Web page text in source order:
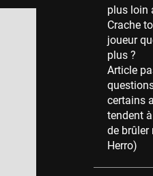
36
34
32
31
plus loin
Crache
joueur
plus ?
Article
certains
tendent
de brûler
Herro)